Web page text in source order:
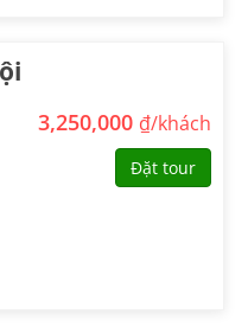
3,250,000 ₫/khách
Đặt tour